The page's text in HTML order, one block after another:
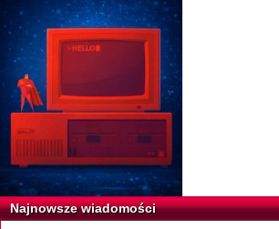
Najnowsze wiadomości